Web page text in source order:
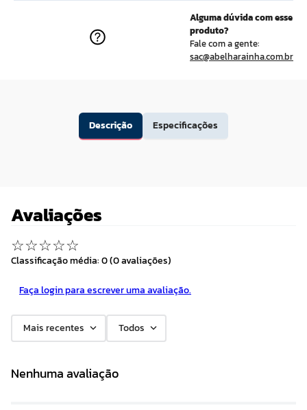
Alguma dúvida com esse
produto?
Fale com a gente:
sac@abelharainha.com.br
Descrição Especificações
Avaliações
☆☆☆☆☆
Classificação média: 0(0 avaliações)
Faça login para escrever uma avaliação.
Mais recentes Todos
Nenhuma avaliação